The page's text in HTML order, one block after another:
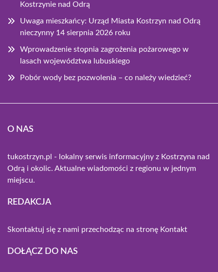
Kostrzynie nad Odrą
Uwaga mieszkańcy: Urząd Miasta Kostrzyn nad Odrą
nieczynny 14 sierpnia 2026 roku
Wprowadzenie stopnia zagrożenia pożarowego w
lasach województwa lubuskiego
Pobór wody bez pozwolenia – co należy wiedzieć?
O NAS
tukostrzyn.pl - lokalny serwis informacyjny z Kostrzyna nad
Odrą i okolic. Aktualne wiadomości z regionu w jednym
miejscu.
REDAKCJA
Skontaktuj się z nami przechodząc na stronę Kontakt
DOŁĄCZ DO NAS